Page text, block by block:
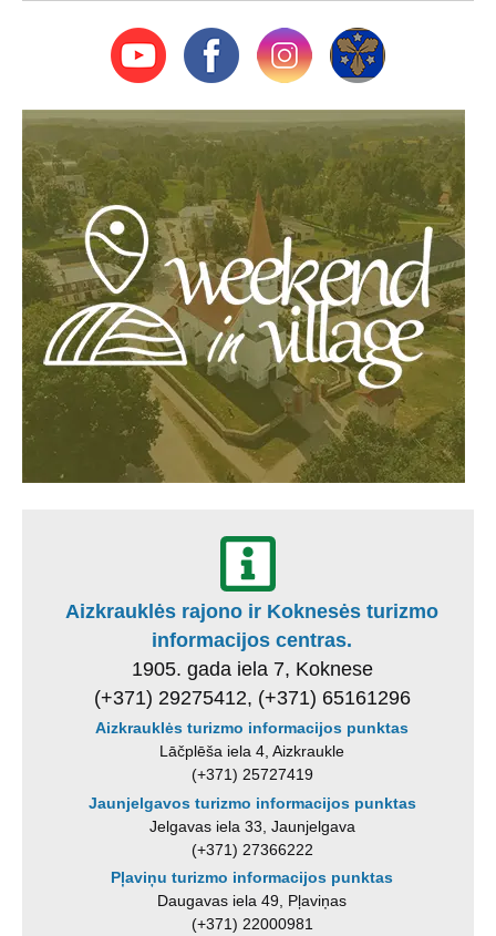
Aizkrauklės rajono ir Koknesės turizmo
informacijos centras.
1905. gada iela 7, Koknese
(+371) 29275412, (+371) 65161296
Aizkrauklės turizmo informacijos punktas
Lāčplēša iela 4, Aizkraukle
(+371) 25727419
Jaunjelgavos turizmo informacijos punktas
Jelgavas iela 33, Jaunjelgava
(+371) 27366222
Pļaviņu turizmo informacijos punktas
Daugavas iela 49, Pļaviņas
(+371) 22000981